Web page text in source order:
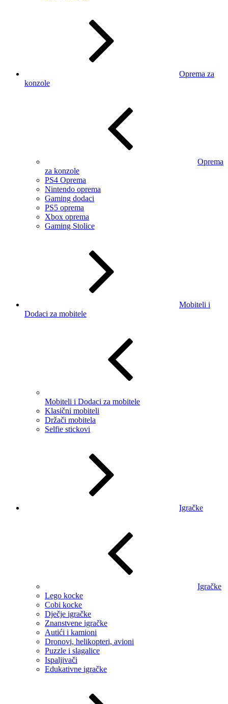
Oprema za
konzole
Oprema
za konzole
PS4 Oprema
Nintendo oprema
Gaming dodaci
PS5 oprema
Xbox oprema
Gaming Stolice
Mobiteli i
Dodaci za mobitele
Mobiteli i Dodaci za mobitele
Klasični mobiteli
Držači mobitela
Selfie stickovi
Igračke
Igračke
Lego kocke
Cobi kocke
Dječje igračke
Znanstvene igračke
Autići i kamioni
Dronovi, helikopteri, avioni
Puzzle i slagalice
Ispaljivači
Edukativne igračke